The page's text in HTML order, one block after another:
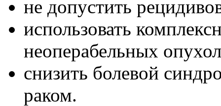
не допустить
использовать
неоперабельных
снизить болевой
раком.